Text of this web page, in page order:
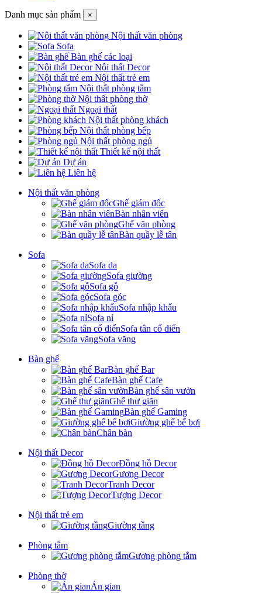
Danh mục sản phẩm ×
Nội thất văn phòng
Sofa
Bàn ghế các loại
Nội thất Decor
Nội thất trẻ em
Nội thất phòng tắm
Nội thất phòng thờ
Ngoại thất
Nội thất phòng khách
Nội thất phòng bếp
Nội thất phòng ngủ
Thiết kế nội thất
Dự án
Liên hệ
Nội thất văn phòng
Ghế giám đốc
Bàn nhân viên
Ghế văn phòng
Bàn quầy lễ tân
Sofa
Sofa da
Sofa giường
Sofa gỗ
Sofa góc
Sofa nhập khẩu
Sofa nỉ
Sofa tân cổ điển
Sofa văng
Bàn ghế
Bàn ghế Bar
Bàn ghế Cafe
Bàn ghế sân vườn
Ghế thư giãn
Bàn ghế Gaming
Giường ghế bể bơi
Chân bàn
Nội thất Decor
Đồng hồ Decor
Gương Decor
Tranh Decor
Tượng Decor
Nội thất trẻ em
Giường tầng
Phòng tắm
Gương phòng tắm
Phòng thờ
Án gian